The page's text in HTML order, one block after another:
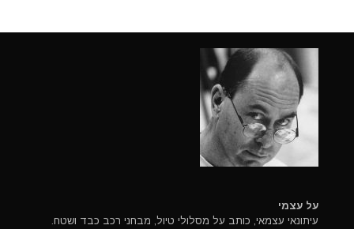
על עצמי
עיתונאי עצמאי, כותב על מסלולי טיול, מבחני רכב כבד ושטח.